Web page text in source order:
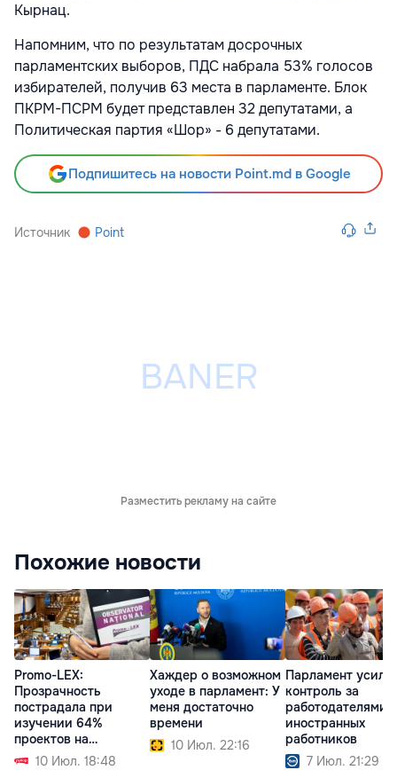
Кырнац.
Напомним, что по результатам досрочных
парламентских выборов, ПДС набрала 53% голосов
избирателей, получив 63 места в парламенте. Блок
ПКРМ-ПСРМ будет представлен 32 депутатами, а
Политическая партия «Шор» - 6 депутатами.
Подпишитесь на новости Point.md в Google
Источник Point
Разместить рекламу на сайте
Похожие новости
Promo-LEX:
Прозрачность
пострадала при
изучении 64%
проектов на
заседании
10 Июл. 18:48
Хаждер о возможном
уходе в парламент: У
меня достаточно
времени
10 Июл. 22:16
Парламент
контроль за
работодателями
иностранных
работников
7 Июл. 21:29